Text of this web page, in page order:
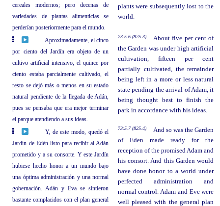
cereales modernos; pero decenas de
variedades de plantas alimenticias se
perderían posteriormente para el mundo.
plants were subsequently lost to the
world.
Aproximadamente, el cinco
por ciento del Jardín era objeto de un
cultivo artificial intensivo, el quince por
ciento estaba parcialmente cultivado, el
resto se dejó más o menos en su estado
natural pendiente de la llegada de Adán,
pues se pensaba que era mejor terminar
el parque atendiendo a sus ideas.
73:5.6 (825.3)
About five per cent of
the Garden was under high artificial
cultivation, fifteen per cent
partially cultivated, the remainder
being left in a more or less natural
state pending the arrival of Adam, it
being thought best to finish the
park in accordance with his ideas.
Y, de este modo, quedó el
Jardín de Edén listo para recibir al Adán
prometido y a su consorte. Y este Jardín
hubiese hecho honor a un mundo bajo
una óptima administración y una normal
gobernación. Adán y Eva se sintieron
bastante complacidos con el plan general
73:5.7 (825.4)
And so was the Garden
of Eden made ready for the
reception of the promised Adam and
his consort. And this Garden would
have done honor to a world under
perfected administration and
normal control. Adam and Eve were
well pleased with the general plan